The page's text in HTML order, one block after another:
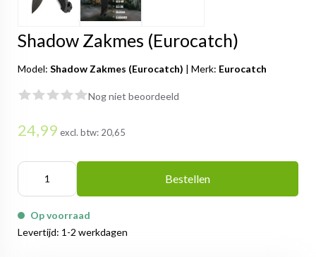
Shadow Zakmes (Eurocatch)
Model: Shadow Zakmes (Eurocatch) | Merk: Eurocatch
Nog niet beoordeeld
24,99 excl. btw: 20,65
Bestellen
Op voorraad
Levertijd: 1-2 werkdagen